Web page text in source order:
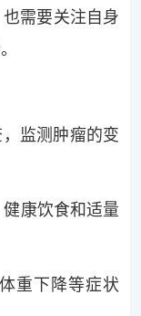
需要关注自身
监测肿瘤的变
康饮食和适量
重下降等症状